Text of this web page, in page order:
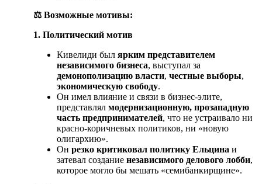
⚖️ Возможные мотивы:
1. Политический мотив
Кивелиди был ярким представителем
независимого бизнеса, выступал за
демонополизацию власти, честные выборы,
экономическую свободу.
Он имел влияние и связи в бизнес-элите,
представлял модернизационную, прозападную
часть предпринимателей, что не устраивало ни
красно-коричневых политиков, ни «новую
олигархию».
Он резко критиковал политику Ельцина и
затевал создание независимого делового лобби,
которое могло бы мешать «семибанкирщине».